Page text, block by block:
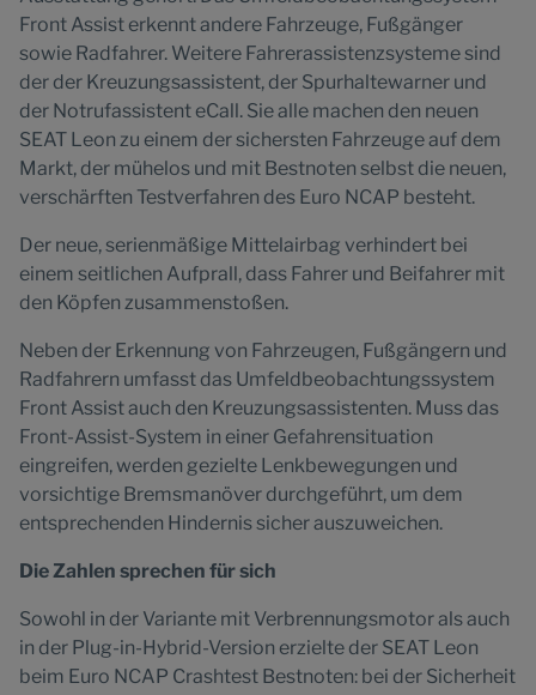
Front Assist erkennt andere Fahrzeuge, Fußgänger
sowie Radfahrer. Weitere Fahrerassistenzsysteme sind
der der Kreuzungsassistent, der Spurhaltewarner und
der Notrufassistent eCall. Sie alle machen den neuen
SEAT Leon zu einem der sichersten Fahrzeuge auf dem
Markt, der mühelos und mit Bestnoten selbst die neuen,
verschärften Testverfahren des Euro NCAP besteht.
Der neue, serienmäßige Mittelairbag verhindert bei
einem seitlichen Aufprall, dass Fahrer und Beifahrer mit
den Köpfen zusammenstoßen.
Neben der Erkennung von Fahrzeugen, Fußgängern und
Radfahrern umfasst das Umfeldbeobachtungssystem
Front Assist auch den Kreuzungsassistenten. Muss das
Front-Assist-System in einer Gefahrensituation
eingreifen, werden gezielte Lenkbewegungen und
vorsichtige Bremsmanöver durchgeführt, um dem
entsprechenden Hindernis sicher auszuweichen.
Die Zahlen sprechen für sich
Sowohl in der Variante mit Verbrennungsmotor als auch
in der Plug-in-Hybrid-Version erzielte der SEAT Leon
beim Euro NCAP Crashtest Bestnoten: bei der Sicherheit